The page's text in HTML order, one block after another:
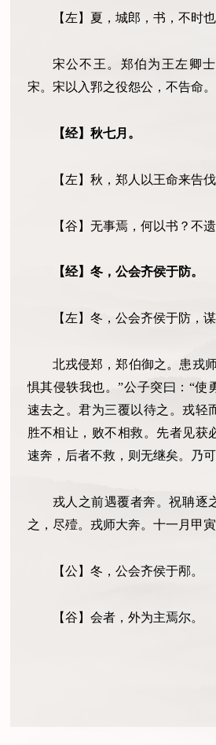
【左】夏，城郎，书，不时也
宋公不王。郑伯为王左卿
宋。宋以入郛之役怨公，不告命。
【经】秋七月。
【左】秋，郑人以王命来告伐
【谷】无事焉，何以书？不遗
【经】冬，公会齐侯于防。
【左】冬，公会齐侯于防，谋
北戎侵郑，郑伯御之。患戎师
惧其侵轶我也。”公子突曰： “使
速去之。君为三覆以待之。戎轻
胜不相让，败不相救。先者见获
速奔，后者不救，则无继矣。乃可
戎人之前遇覆者奔。祝聃逐
之，尽殪。戎师大奔。十一月甲寅
【公】冬，公会齐侯于邴。
【谷】会者，外为主焉尔。